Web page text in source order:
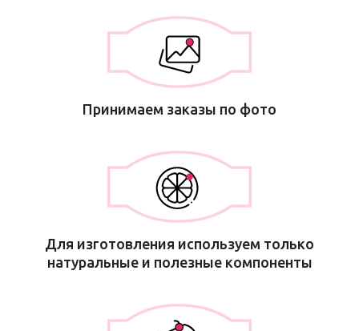
Принимаем заказы по фото
Для изготовления используем только
натуральные и полезные компоненты